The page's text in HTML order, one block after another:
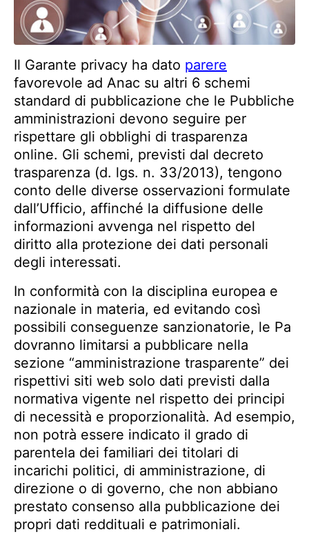
Il Garante privacy ha dato parere
favorevole ad Anac su altri 6 schemi
standard di pubblicazione che le Pubbliche
amministrazioni devono seguire per
rispettare gli obblighi di trasparenza
online. Gli schemi, previsti dal decreto
trasparenza (d. lgs. n. 33/2013), tengono
conto delle diverse osservazioni formulate
dall’Ufficio, affinché la diffusione delle
informazioni avvenga nel rispetto del
diritto alla protezione dei dati personali
degli interessati.
In conformità con la disciplina europea e
nazionale in materia, ed evitando così
possibili conseguenze sanzionatorie, le Pa
dovranno limitarsi a pubblicare nella
sezione “amministrazione trasparente” dei
rispettivi siti web solo dati previsti dalla
normativa vigente nel rispetto dei principi
di necessità e proporzionalità. Ad esempio,
non potrà essere indicato il grado di
parentela dei familiari dei titolari di
incarichi politici, di amministrazione, di
direzione o di governo, che non abbiano
prestato consenso alla pubblicazione dei
propri dati reddituali e patrimoniali.